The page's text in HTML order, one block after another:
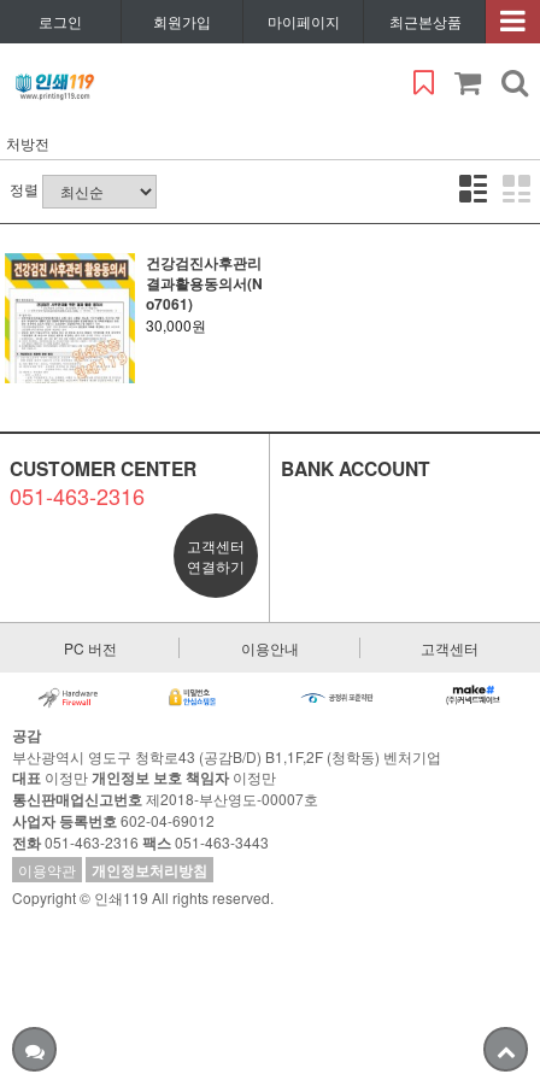
로그인 회원가입 마이페이지 최근본상품
처방전
정렬
건강검진사후관리
결과활용동의서(N
o7061)
30,000원
CUSTOMER CENTER
051-463-2316
고객센터
연결하기
BANK ACCOUNT
PC 버전 이용안내 고객센터
공감
부산광역시 영도구 청학로43 (공감B/D) B1,1F,2F (청학동) 벤처기업
대표 이정만개인정보 보호 책임자이정만
통신판매업신고번호제2018-부산영도-00007호
사업자 등록번호602-04-69012
전화051-463-2316 팩스051-463-3443
이용약관
개인정보처리방침
Copyright © 인쇄119 All rights reserved.